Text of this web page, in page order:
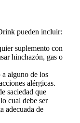
pueden incluir:
suplemento con
hinchazón, gas o
a alguno de los
alérgicas.
saciedad que
cual debe ser
adecuada de